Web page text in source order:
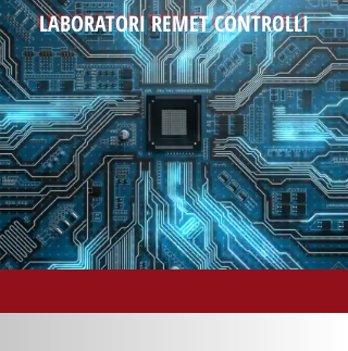
LABORATORI REMET CONTROLLI